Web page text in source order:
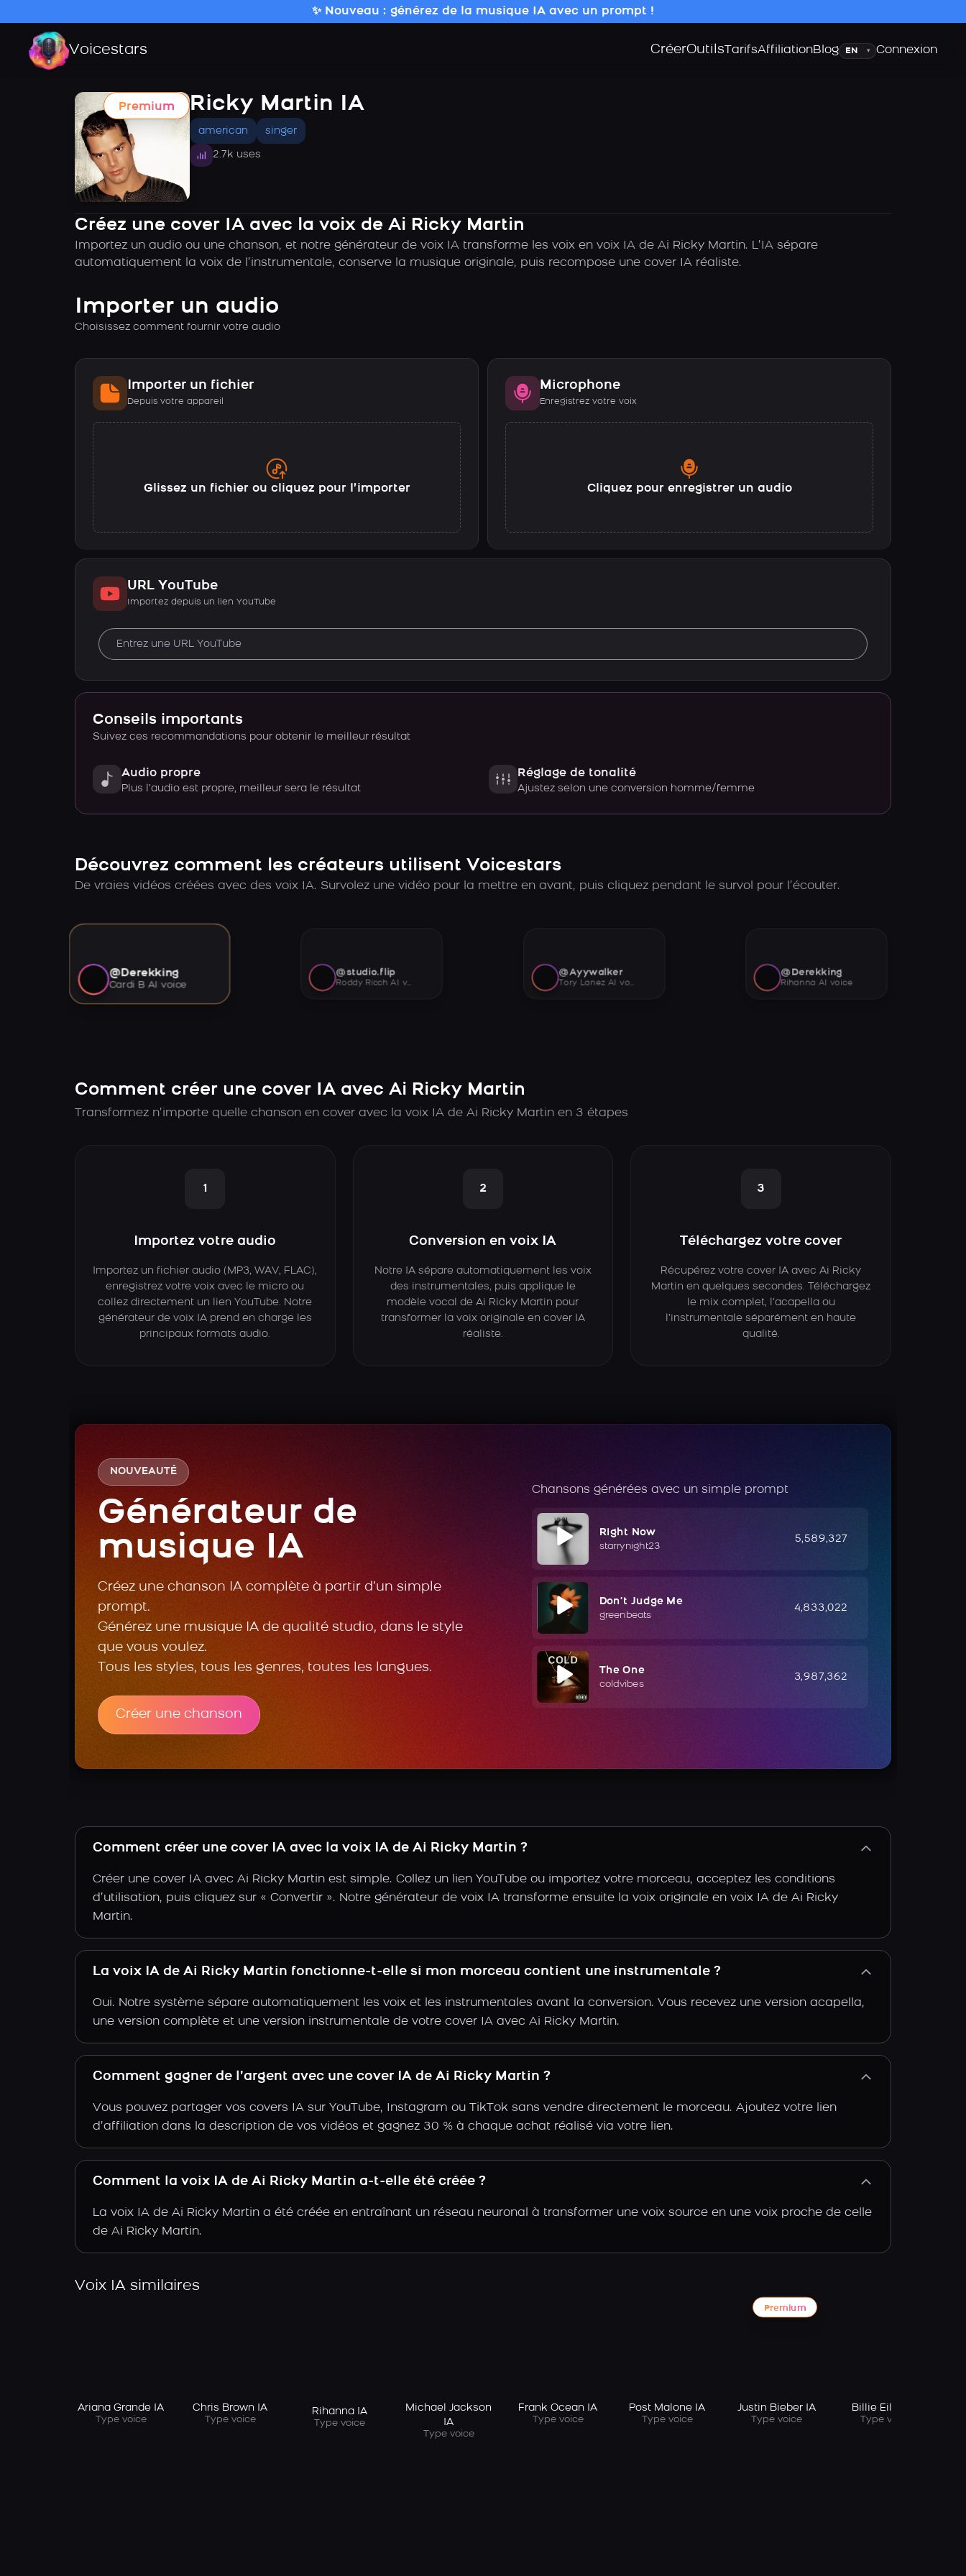
✨ Nouveau : générez de la musique IA avec un prompt !
Voicestars CréerOutils TarifsAffiliationBlogLangue
▾ Connexion
Premium Ricky Martin IA
american singer
2.7k uses
Créez une cover IA avec la voix de Ai Ricky Martin
Importez un audio ou une chanson, et notre générateur de voix IA transforme les voix en voix IA de Ai Ricky Martin. L’IA sépare
automatiquement la voix de l’instrumentale, conserve la musique originale, puis recompose une cover IA réaliste.
Importer un audio
Choisissez comment fournir votre audio
Importer un fichier
Depuis votre appareil
Glissez un fichier ou cliquez pour l’importer
Microphone
Enregistrez votre voix
Cliquez pour enregistrer un audio
URL YouTube
Importez depuis un lien YouTube
Conseils importants
Suivez ces recommandations pour obtenir le meilleur résultat
Audio propre
Plus l’audio est propre, meilleur sera le résultat
Réglage de tonalité
Ajustez selon une conversion homme/femme
Découvrez comment les créateurs utilisent Voicestars
De vraies vidéos créées avec des voix IA. Survolez une vidéo pour la mettre en avant, puis cliquez pendant le survol pour l’écouter.
@Derekking
Cardi B AI voice
@studio.flip
Roddy Ricch AI voice
@Ayywalker
Tory Lanez AI voice
@Derekking
Rihanna AI voice
Comment créer une cover IA avec Ai Ricky Martin
Transformez n’importe quelle chanson en cover avec la voix IA de Ai Ricky Martin en 3 étapes
1
Importez votre audio
Importez un fichier audio (MP3, WAV, FLAC),
enregistrez votre voix avec le micro ou
collez directement un lien YouTube. Notre
générateur de voix IA prend en charge les
principaux formats audio.
2
Conversion en voix IA
Notre IA sépare automatiquement les voix
des instrumentales, puis applique le
modèle vocal de Ai Ricky Martin pour
transformer la voix originale en cover IA
réaliste.
3
Téléchargez votre cover
Récupérez votre cover IA avec Ai Ricky
Martin en quelques secondes. Téléchargez
le mix complet, l’acapella ou
l’instrumentale séparément en haute
qualité.
NOUVEAUTÉ
Générateur de
musique IA
Créez une chanson IA complète à partir d’un simple
prompt.
Générez une musique IA de qualité studio, dans le style
que vous voulez.
Tous les styles, tous les genres, toutes les langues.
Créer une chanson
Chansons générées avec un simple prompt
Right Now
starrynight23
5,589,327
Don't Judge Me
greenbeats
4,833,022
The One
coldvibes
3,987,362
Comment créer une cover IA avec la voix IA de Ai Ricky Martin ?
Créer une cover IA avec Ai Ricky Martin est simple. Collez un lien YouTube ou importez votre morceau, acceptez les conditions
d’utilisation, puis cliquez sur « Convertir ». Notre générateur de voix IA transforme ensuite la voix originale en voix IA de Ai Ricky
Martin.
La voix IA de Ai Ricky Martin fonctionne-t-elle si mon morceau contient une instrumentale ?
Oui. Notre système sépare automatiquement les voix et les instrumentales avant la conversion. Vous recevez une version acapella,
une version complète et une version instrumentale de votre cover IA avec Ai Ricky Martin.
Comment gagner de l’argent avec une cover IA de Ai Ricky Martin ?
Vous pouvez partager vos covers IA sur YouTube, Instagram ou TikTok sans vendre directement le morceau. Ajoutez votre lien
d’affiliation dans la description de vos vidéos et gagnez 30 % à chaque achat réalisé via votre lien.
Comment la voix IA de Ai Ricky Martin a-t-elle été créée ?
La voix IA de Ai Ricky Martin a été créée en entraînant un réseau neuronal à transformer une voix source en une voix proche de celle
de Ai Ricky Martin.
Voix IA similaires
Ariana Grande IA
Type voice
Chris Brown IA
Type voice
Rihanna IA
Type voice
Michael Jackson
IA
Type voice
Frank Ocean IA
Type voice
Post Malone IA
Type voice
Premium
Justin Bieber IA
Type voice
Billie Eilish IA
Type voice